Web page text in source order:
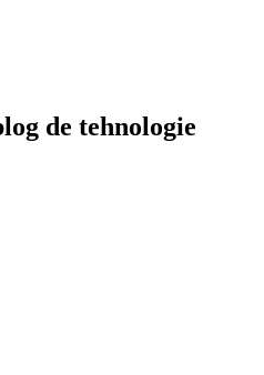
de tehnologie